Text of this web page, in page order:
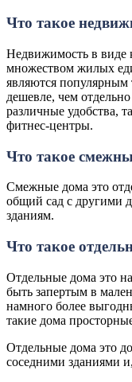
Что такое
Недвижимость в виде
множеством жилых
являются популярным
дешевле, чем
различные удобства,
фитнес-центры.
Что такое
Смежные дома это
общий сад с другими
зданиям.
Что такое
Отдельные дома это
быть запертым в
намного более
такие дома
Отдельные дома это
соседними зданиями